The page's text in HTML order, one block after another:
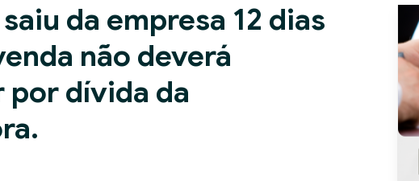
da empresa 12 dias
não deverá
por dívida da